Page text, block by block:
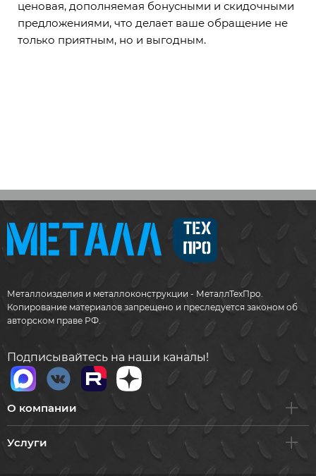
ценовая, дополняемая бонусными и скидочными
предложениями, что делает ваше обращение не
только приятным, но и выгодным.
Металлоизделия и металлоконструкции - МеталлТехПро.
Копирование материалов запрещено и преследуется законом об
авторском праве РФ.
Подписывайтесь на наши каналы!
О компании
Услуги